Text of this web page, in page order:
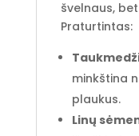
švelnaus,
Praturtintas:
minkština
plaukus.
Linų